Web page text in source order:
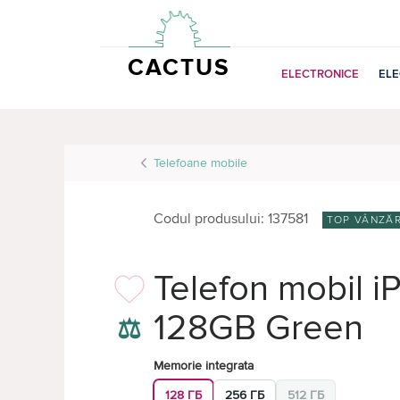
CACTUS ELECTRONICE
Telefoane mobile
Codul produsului: 137581 TOP
⚖
Telefon mobil
128GB Green
Memorie integrata
128 ГБ
256 ГБ 512 ГБ